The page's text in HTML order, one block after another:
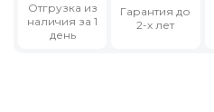
Отгрузка из
наличия за 1
день
Гарантия до
2-х лет